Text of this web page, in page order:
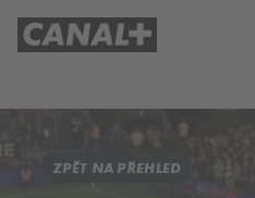
ZPĚT NA PŘEHLED